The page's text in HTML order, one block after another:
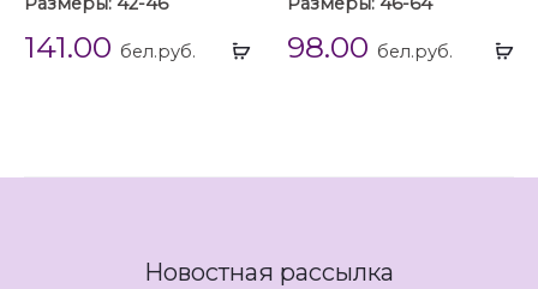
Выбрать
141.00 бел.руб. 98.00 бел.руб.
Новостная рассылка